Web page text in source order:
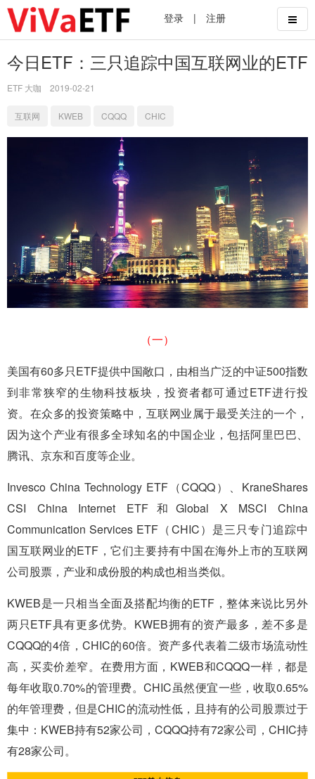
登录 | 注册
今日ETF：三只追踪中国互联网业的ETF
ETF 大咖 2019-02-21
互联网 KWEB CQQQ CHIC
（一）
美国有60多只ETF提供中国敞口，由相当广泛的中证500指数
到非常狭窄的生物科技板块，投资者都可通过ETF进行投
资。在众多的投资策略中，互联网业属于最受关注的一个，
因为这个产业有很多全球知名的中国企业，包括阿里巴巴、
腾讯、京东和百度等企业。
Invesco China Technology ETF（CQQQ）、KraneShares
CSI China Internet ETF和Global X MSCI China
Communication Services ETF（CHIC）是三只专门追踪中
国互联网业的ETF，它们主要持有中国在海外上市的互联网
公司股票，产业和成份股的构成也相当类似。
KWEB是一只相当全面及搭配均衡的ETF，整体来说比另外
两只ETF具有更多优势。KWEB拥有的资产最多，差不多是
CQQQ的4倍，CHIC的60倍。资产多代表着二级市场流动性
高，买卖价差窄。在费用方面，KWEB和CQQQ一样，都是
每年收取0.70%的管理费。CHIC虽然便宜一些，收取0.65%
的年管理费，但是CHIC的流动性低，且持有的公司股票过于
集中：KWEB持有52家公司，CQQQ持有72家公司，CHIC持
有28家公司。